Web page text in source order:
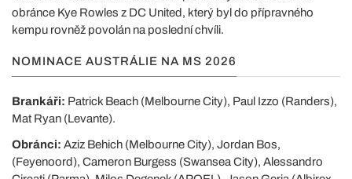
obránce Kye Rowles z DC United, který byl do přípravného
kempu rovněž povolán na poslední chvíli.
NOMINACE AUSTRÁLIE NA MS 2026
Brankáři: Patrick Beach (Melbourne City), Paul Izzo (Randers),
Mat Ryan (Levante).
Obránci: Aziz Behich (Melbourne City), Jordan Bos,
(Feyenoord), Cameron Burgess (Swansea City), Alessandro